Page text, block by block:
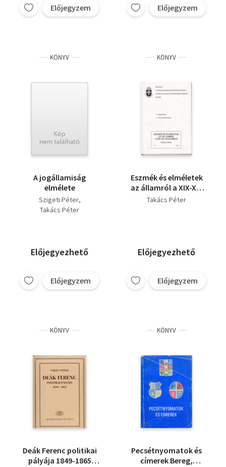
rendszer- és
módszertani alapok (3
Előjegyzem Előjegyzem
KÖNYV
A jogállamiság
elmélete
Szigeti Péter
Takács Péter
Előjegyezhető
Előjegyzem
KÖNYV
Eszmék és elméletek
az államról a XIX-XX.
században V/1
Takács Péter
Előjegyezhető
Előjegyzem
KÖNYV
Deák Ferenc politikai
pályája 1849-1865
KÖNYV
Pecsétnyomatok és
címerek Bereg,